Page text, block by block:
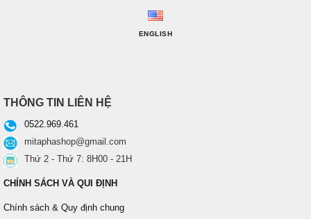
ENGLISH
THÔNG TIN LIÊN HỆ
0522.969.461
mitaphashop@gmail.com
Thứ 2 - Thứ 7: 8H00 - 21H
CHÍNH SÁCH VÀ QUI ĐỊNH
Chính sách & Quy định chung